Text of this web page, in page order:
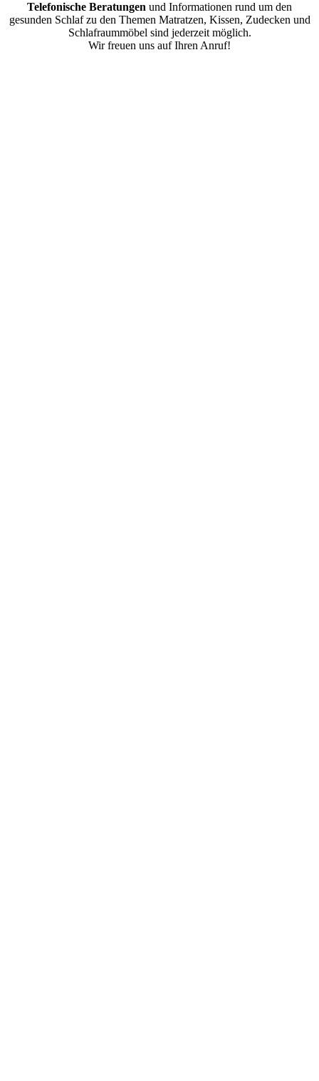
Telefonische Beratungen und Informationen rund um den
gesunden Schlaf zu den Themen Matratzen, Kissen, Zudecken und
Schlafraummöbel sind jederzeit möglich.
Wir freuen uns auf Ihren Anruf!